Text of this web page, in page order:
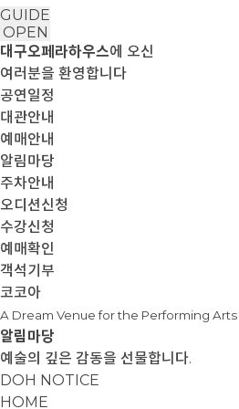
GUIDE
OPEN
대구오페라하우스에 오신
여러분을 환영합니다
공연일정
대관안내
예매안내
알림마당
주차안내
오디션신청
수강신청
예매확인
객석기부
코코아
A Dream Venue for the Performing Arts
알림마당
예술의 깊은 감동을 선물합니다.
DOH NOTICE
HOME